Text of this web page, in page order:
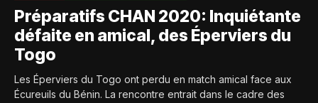
Préparatifs CHAN 2020: Inquiétante
défaite en amical, des Éperviers du
Togo
Les Éperviers du Togo ont perdu en match amical face aux
Écureuils du Bénin. La rencontre entrait dans le cadre des